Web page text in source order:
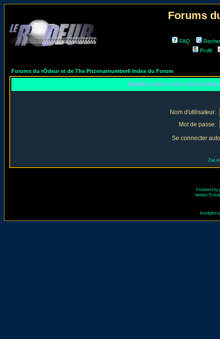
Forums
FAQ
Profil
Forums du rÔdeur et de The Prizenarnumber6 Index du Forum
Veuillez entrer votre nom
Nom d'utilisateur:
Mot de passe:
Se connecter
J'ai
Powered by
Version Fr